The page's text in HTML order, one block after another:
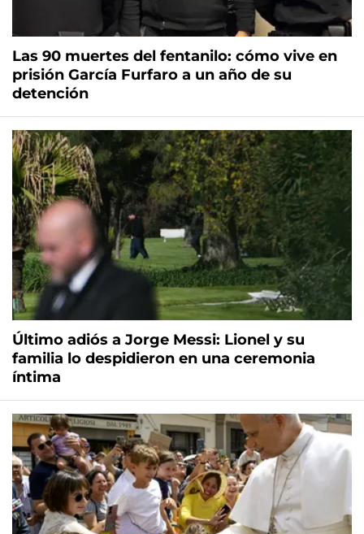
Las 90 muertes del fentanilo: cómo vive en
prisión García Furfaro a un año de su
detención
Último adiós a Jorge Messi: Lionel y su
familia lo despidieron en una ceremonia
íntima